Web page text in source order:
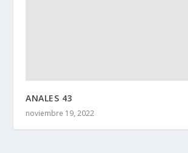
ANALES 43
noviembre 19, 2022